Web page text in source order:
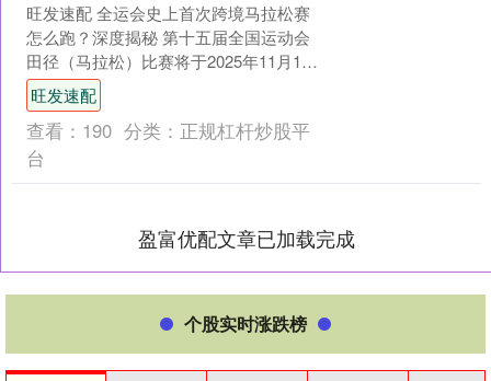
旺发速配 全运会史上首次跨境马拉松赛
怎么跑？深度揭秘 第十五届全国运动会
田径（马拉松）比赛将于2025年11月15
日在深圳湾体育中心旁海德三道鸣枪开
跑。作为全运....
旺发速配
查看： 190 分类： 正规杠杆炒股平
台
盈富优配文章已加载完成
个股实时涨跌榜